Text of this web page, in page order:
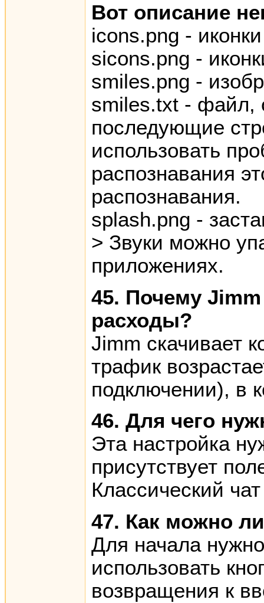
Вот описание
icons.png -
sicons.png -
smiles.png -
smiles.txt - файл,
последующие
использовать
распознавания
распознавания.
splash.png -
> Звуки можно
приложениях.
45. Почему
расходы?
Jimm скачивает
трафик
подключении), в
46. Для чего
Эта настройка
присутствует
Классический
47. Как можно
Для начала
использовать
возвращения к